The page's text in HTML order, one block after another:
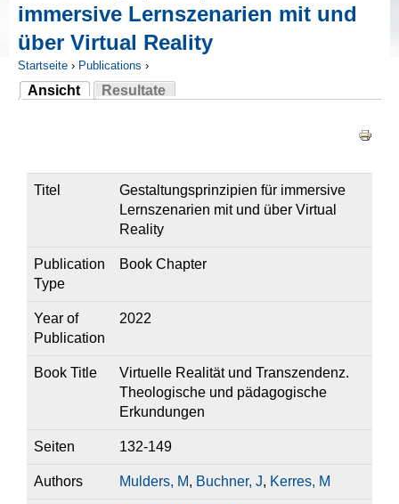
immersive Lernszenarien mit und
über Virtual Reality
Sie sind hier
Startseite › Publications ›
Ansicht
(aktiver Reiter)
Resultate
Titel
Gestaltungsprinzipien für immersive
Lernszenarien mit und über Virtual
Reality
Publication
Type
Book Chapter
Year of
Publication
2022
Book Title
Virtuelle Realität und Transzendenz.
Theologische und pädagogische
Erkundungen
Seiten 132-149
Authors Mulders, M, Buchner, J, Kerres, M